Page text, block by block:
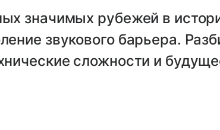
значимых рубежей в
звукового барьера.
сложности и